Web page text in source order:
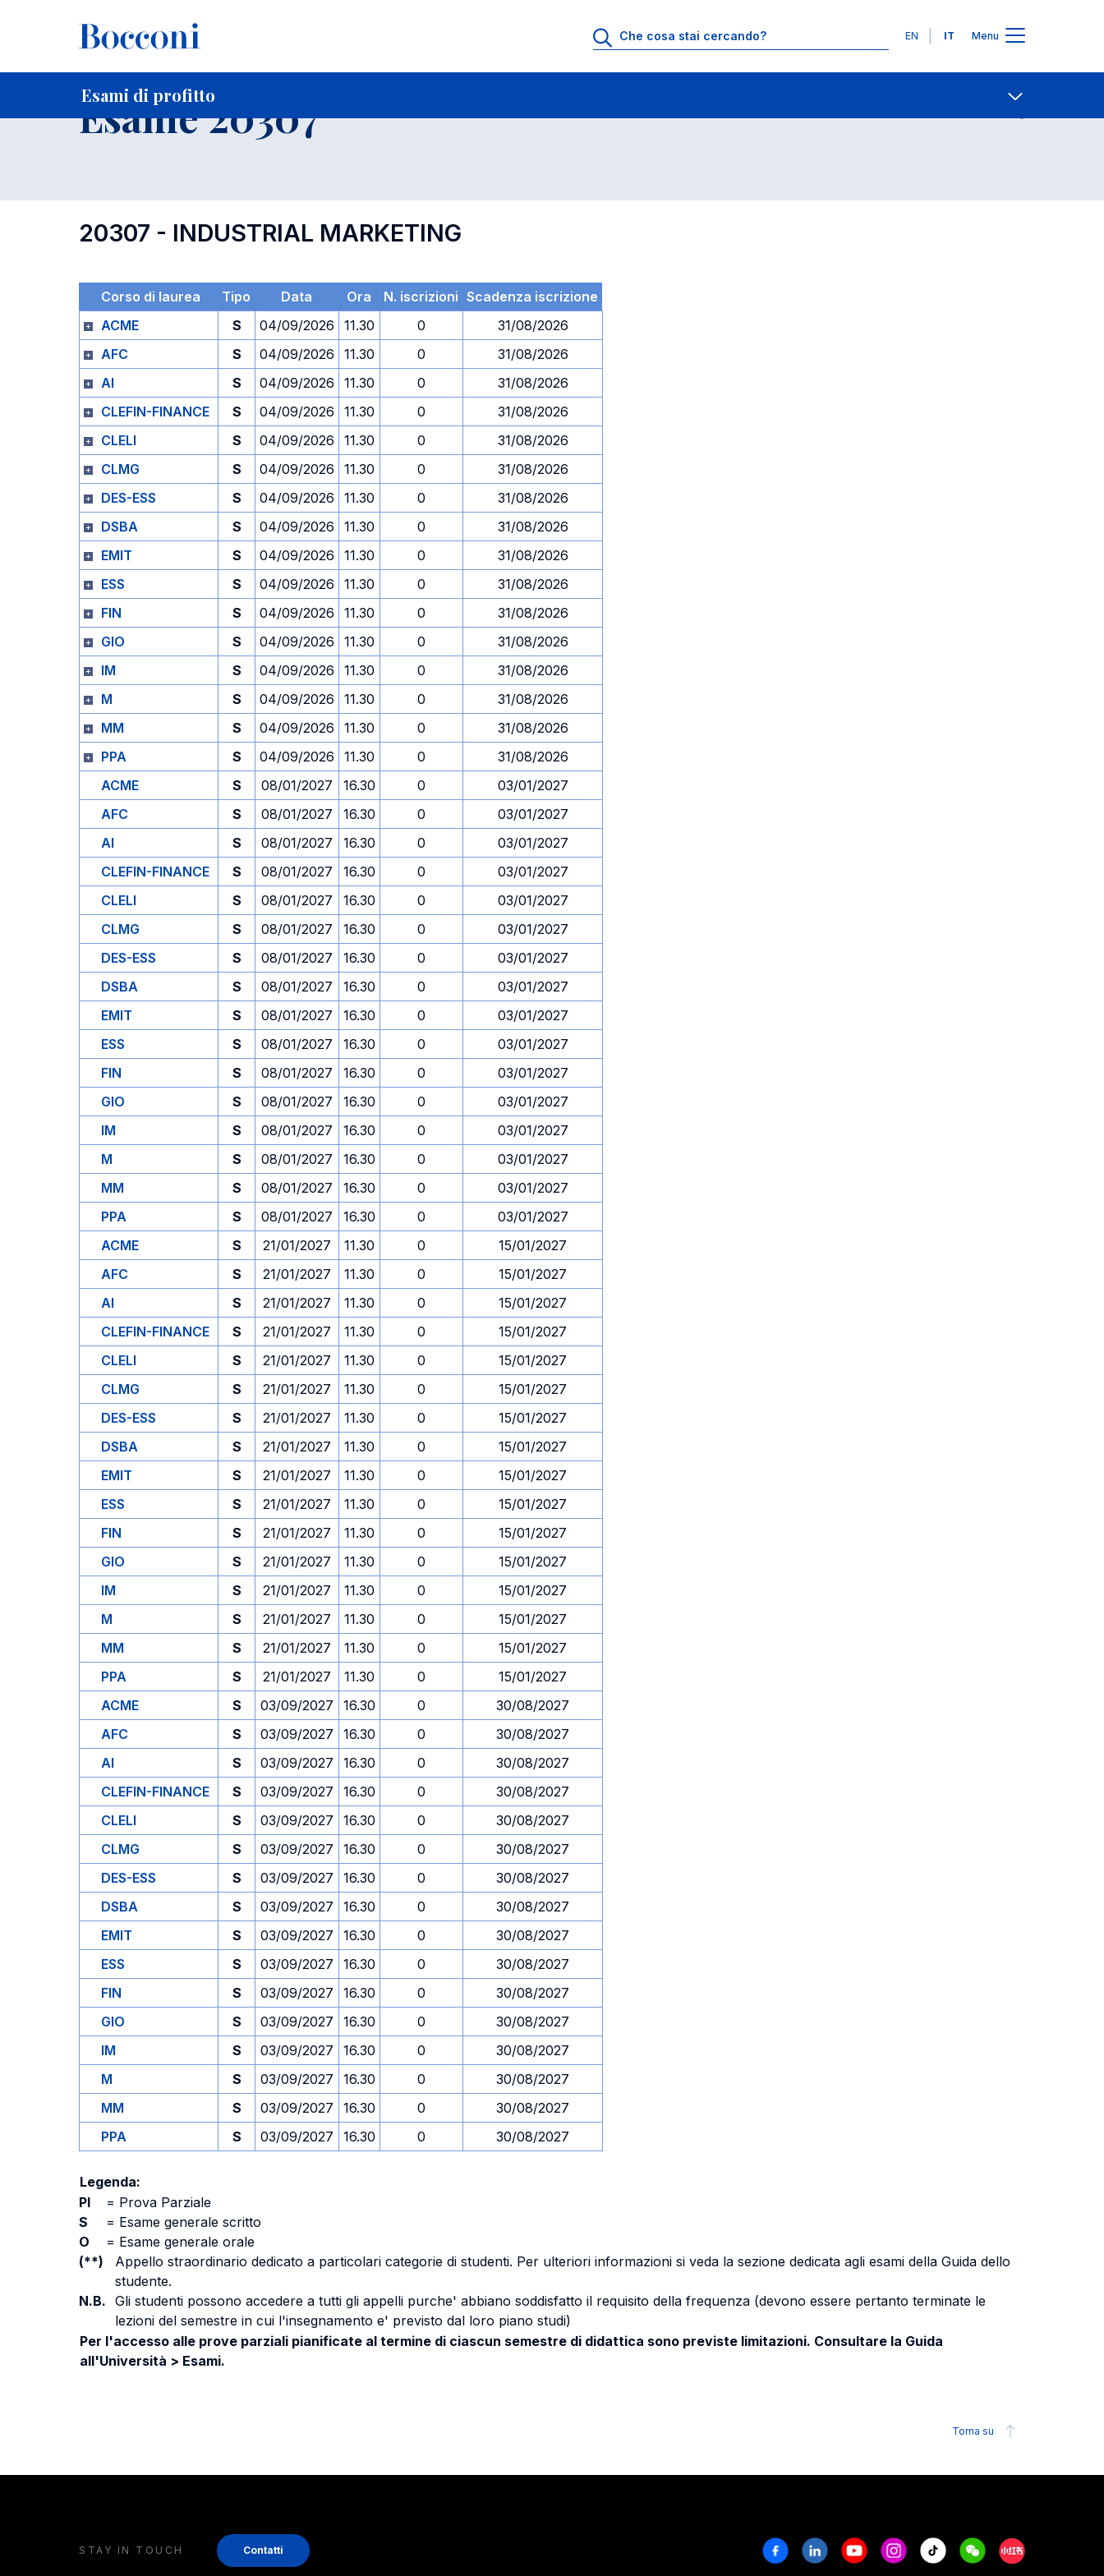
Lingue
EN IT Menu
Esami di profitto
Home Per studenti iscritti Contatti
Esame 20307
20307 - INDUSTRIAL MARKETING
Corso di laurea Tipo Data Ora N. iscrizioni Scadenza iscrizione
ACME
S 04/09/2026 11.30 0
31/08/2026
AFC
S 04/09/2026 11.30 0
31/08/2026
AI
S 04/09/2026 11.30 0
31/08/2026
CLEFIN-FINANCE
S 04/09/2026 11.30 0
31/08/2026
CLELI
S 04/09/2026 11.30 0
31/08/2026
CLMG
S 04/09/2026 11.30 0
31/08/2026
DES-ESS
S 04/09/2026 11.30 0
31/08/2026
DSBA
S 04/09/2026 11.30 0
31/08/2026
EMIT
S 04/09/2026 11.30 0
31/08/2026
ESS
S 04/09/2026 11.30 0
31/08/2026
FIN
S 04/09/2026 11.30 0
31/08/2026
GIO
S 04/09/2026 11.30 0
31/08/2026
IM
S 04/09/2026 11.30 0
31/08/2026
M
S 04/09/2026 11.30 0
31/08/2026
MM
S 04/09/2026 11.30 0
31/08/2026
PPA
S 04/09/2026 11.30 0
31/08/2026
ACME
S 08/01/2027 16.30 0
03/01/2027
AFC
S 08/01/2027 16.30 0
03/01/2027
AI
S 08/01/2027 16.30 0
03/01/2027
CLEFIN-FINANCE
S 08/01/2027 16.30 0
03/01/2027
CLELI
S 08/01/2027 16.30 0
03/01/2027
CLMG
S 08/01/2027 16.30 0
03/01/2027
DES-ESS
S 08/01/2027 16.30 0
03/01/2027
DSBA
S 08/01/2027 16.30 0
03/01/2027
EMIT
S 08/01/2027 16.30 0
03/01/2027
ESS
S 08/01/2027 16.30 0
03/01/2027
FIN
S 08/01/2027 16.30 0
03/01/2027
GIO
S 08/01/2027 16.30 0
03/01/2027
IM
S 08/01/2027 16.30 0
03/01/2027
M
S 08/01/2027 16.30 0
03/01/2027
MM
S 08/01/2027 16.30 0
03/01/2027
PPA
S 08/01/2027 16.30 0
03/01/2027
ACME
S 21/01/2027 11.30 0
15/01/2027
AFC
S 21/01/2027 11.30 0
15/01/2027
AI
S 21/01/2027 11.30 0
15/01/2027
CLEFIN-FINANCE
S 21/01/2027 11.30 0
15/01/2027
CLELI
S 21/01/2027 11.30 0
15/01/2027
CLMG
S 21/01/2027 11.30 0
15/01/2027
DES-ESS
S 21/01/2027 11.30 0
15/01/2027
DSBA
S 21/01/2027 11.30 0
15/01/2027
EMIT
S 21/01/2027 11.30 0
15/01/2027
ESS
S 21/01/2027 11.30 0
15/01/2027
FIN
S 21/01/2027 11.30 0
15/01/2027
GIO
S 21/01/2027 11.30 0
15/01/2027
IM
S 21/01/2027 11.30 0
15/01/2027
M
S 21/01/2027 11.30 0
15/01/2027
MM
S 21/01/2027 11.30 0
15/01/2027
PPA
S 21/01/2027 11.30 0
15/01/2027
ACME
S 03/09/2027 16.30 0
30/08/2027
AFC
S 03/09/2027 16.30 0
30/08/2027
AI
S 03/09/2027 16.30 0
30/08/2027
CLEFIN-FINANCE
S 03/09/2027 16.30 0
30/08/2027
CLELI
S 03/09/2027 16.30 0
30/08/2027
CLMG
S 03/09/2027 16.30 0
30/08/2027
DES-ESS
S 03/09/2027 16.30 0
30/08/2027
DSBA
S 03/09/2027 16.30 0
30/08/2027
EMIT
S 03/09/2027 16.30 0
30/08/2027
ESS
S 03/09/2027 16.30 0
30/08/2027
FIN
S 03/09/2027 16.30 0
30/08/2027
GIO
S 03/09/2027 16.30 0
30/08/2027
IM
S 03/09/2027 16.30 0
30/08/2027
M
S 03/09/2027 16.30 0
30/08/2027
MM
S 03/09/2027 16.30 0
30/08/2027
PPA
S 03/09/2027 16.30 0 30/08/2027
Legenda:
PI
= Prova Parziale
S
= Esame generale scritto
O
= Esame generale orale
(**)
Appello straordinario dedicato a particolari categorie di studenti. Per ulteriori informazioni si veda la sezione dedicata agli esami della Guida dello
studente.
N.B. Gli studenti possono accedere a tutti gli appelli purche' abbiano soddisfatto il requisito della frequenza (devono essere pertanto terminate le
lezioni del semestre in cui l'insegnamento e' previsto dal loro piano studi)
Per l'accesso alle prove parziali pianificate al termine di ciascun semestre di didattica sono previste limitazioni. Consultare la Guida
all'Università > Esami.
Torna su
STAY IN TOUCH Contatti FacebookLinkedinYoutubeInstagram
Tiktok WeechatXiaohongshu/